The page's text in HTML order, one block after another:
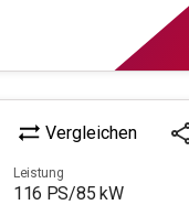
Vergleichen
Leistung
116 PS/85 kW